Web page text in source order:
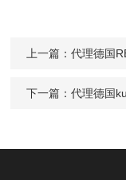
上一篇：代理德国
下一篇：代理德国